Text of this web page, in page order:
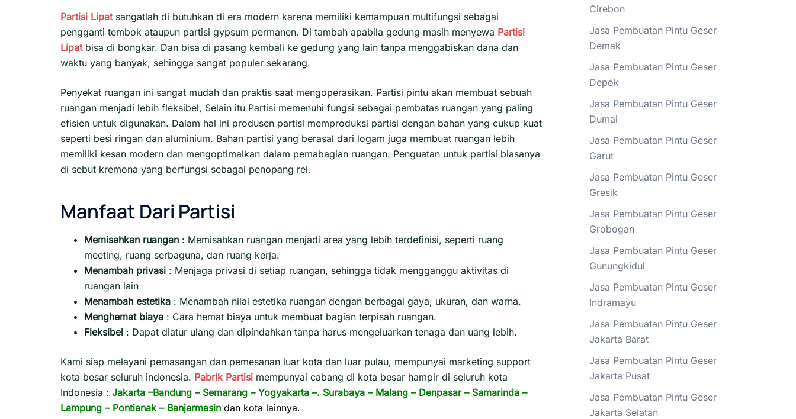
Partisi Lipatsangatlah di butuhkan di era modern karena memiliki kemampuan multifungsi sebagai
pengganti tembok ataupun partisi gypsum permanen. Di tambah apabila gedung masih menyewa Partisi
Lipatbisa di bongkar. Dan bisa di pasang kembali ke gedung yang lain tanpa menggabiskan dana dan
waktu yang banyak, sehingga sangat populer sekarang.
Penyekat ruangan ini sangat mudah dan praktis saat mengoperasikan. Partisi pintu akan membuat sebuah
ruangan menjadi lebih fleksibel, Selain itu Partisi memenuhi fungsi sebagai pembatas ruangan yang paling
efisien untuk digunakan. Dalam hal ini produsen partisi memproduksi partisi dengan bahan yang cukup kuat
seperti besi ringan dan aluminium. Bahan partisi yang berasal dari logam juga membuat ruangan lebih
memiliki kesan modern dan mengoptimalkan dalam pemabagian ruangan. Penguatan untuk partisi biasanya
di sebut kremona yang berfungsi sebagai penopang rel.
Manfaat Dari Partisi
Memisahkan ruangan : Memisahkan ruangan menjadi area yang lebih terdefinisi, seperti ruang
meeting, ruang serbaguna, dan ruang kerja.
Menambah privasi : Menjaga privasi di setiap ruangan, sehingga tidak mengganggu aktivitas di
ruangan lain
Menambah estetika : Menambah nilai estetika ruangan dengan berbagai gaya, ukuran, dan warna.
Menghemat biaya : Cara hemat biaya untuk membuat bagian terpisah ruangan.
Fleksibel : Dapat diatur ulang dan dipindahkan tanpa harus mengeluarkan tenaga dan uang lebih.
Kami siap melayani pemasangan dan pemesanan luar kota dan luar pulau, mempunyai marketing support
kota besar seluruh indonesia. Pabrik Partisi mempunyai cabang di kota besar hampir di seluruh kota
Indonesia : Jakarta –Bandung – Semarang – Yogyakarta –. Surabaya – Malang – Denpasar– Samarinda –
Lampung – Pontianak – Banjarmasin dan kota lainnya.
Cirebon
Jasa Pembuatan Pintu Geser
Demak
Jasa Pembuatan Pintu Geser
Depok
Jasa Pembuatan Pintu Geser
Dumai
Jasa Pembuatan Pintu Geser
Garut
Jasa Pembuatan Pintu Geser
Gresik
Jasa Pembuatan Pintu Geser
Grobogan
Jasa Pembuatan Pintu Geser
Gunungkidul
Jasa Pembuatan Pintu Geser
Indramayu
Jasa Pembuatan Pintu Geser
Jakarta Barat
Jasa Pembuatan Pintu Geser
Jakarta Pusat
Jasa Pembuatan Pintu Geser
Jakarta Selatan